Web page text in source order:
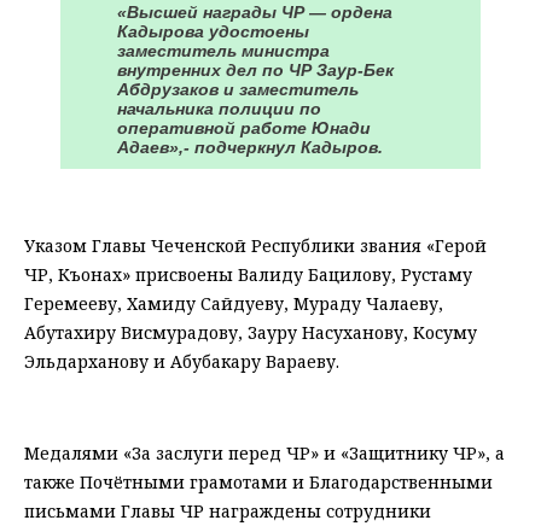
«Высшей награды ЧР — ордена
Кадырова удостоены
заместитель министра
внутренних дел по ЧР Заур-Бек
Абдрузаков и заместитель
начальника полиции по
оперативной работе Юнади
Адаев»,- подчеркнул Кадыров.
Указом Главы Чеченской Республики звания «Герой
ЧР, Къонах» присвоены Валиду Бацилову, Рустаму
Геремееву, Хамиду Сайдуеву, Мураду Чалаеву,
Абутахиру Висмурадову, Зауру Насуханову, Косуму
Эльдарханову и Абубакару Вараеву.
Медалями «За заслуги перед ЧР» и «Защитнику ЧР», а
также Почётными грамотами и Благодарственными
письмами Главы ЧР награждены сотрудники